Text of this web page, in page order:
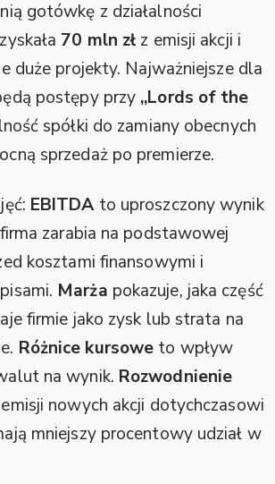
gotówkę z działalności
70 mln zł z emisji akcji i
duże projekty. Najważniejsze dla
postępy przy „Lords of the
spółki do zamiany obecnych
sprzedaż po premierze.
EBITDA to uproszczony wynik
zarabia na podstawowej
kosztami finansowymi i
Marża pokazuje, jaka część
firmie jako zysk lub strata na
Różnice kursowe to wpływ
na wynik. Rozwodnienie
nowych akcji dotychczasowi
mniejszy procentowy udział w